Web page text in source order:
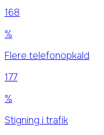
168
%
Flere telefonopkald
177
%
Stigning i trafik